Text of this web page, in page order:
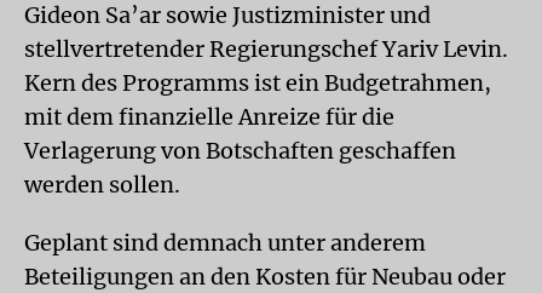
Gideon Sa’ar sowie Justizminister und
stellvertretender Regierungschef Yariv Levin.
Kern des Programms ist ein Budgetrahmen,
mit dem finanzielle Anreize für die
Verlagerung von Botschaften geschaffen
werden sollen.
Geplant sind demnach unter anderem
Beteiligungen an den Kosten für Neubau oder